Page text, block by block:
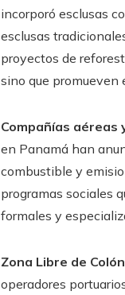
incorporó esclusas
esclusas
proyectos de
sino que
Compañías aéreas
en Panamá han
combustible y
programas sociales
formales y
Zona Libre de
operadores